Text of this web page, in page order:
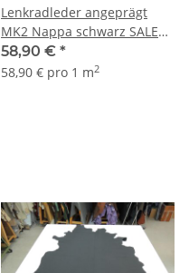
Lenkradleder angeprägt
MK2 Nappa schwarz SALE
ca. 2,20 qm
58,90 € *
58,90 € pro 1 m2